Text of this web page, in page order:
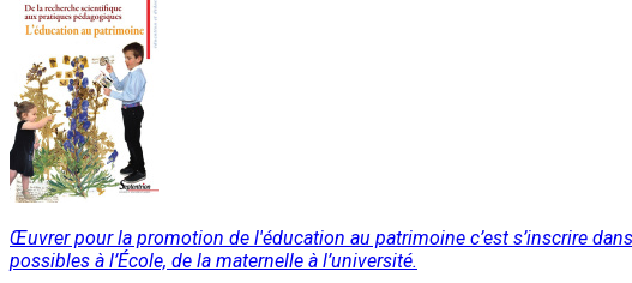
Œuvrer pour la promotion de l'éducation au patrimoine c’est s’inscrire
possibles à l’École, de la maternelle à l’université.